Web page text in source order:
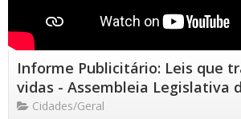
Informe Publicitário: Leis que
vidas - Assembleia Legislativa
Cidades/Geral